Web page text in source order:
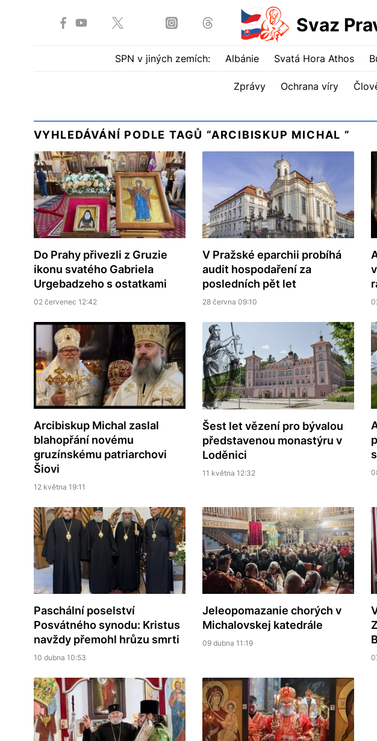
Svaz
SPN v jiných zemích: Albánie Svatá Hora Athos
Zprávy Ochrana víry
VYHLEDÁVÁNÍ PODLE TAGŮ “ARCIBISKUP MICHAL ”
Do Prahy přivezli z Gruzie
ikonu svatého Gabriela
Urgebadzeho s ostatkami
02 červenec 12:42
V Pražské eparchii probíhá
audit hospodaření za
posledních pět let
28 června 09:10
Arcibiskup Michal zaslal
blahopřání novému
gruzínskému patriarchovi
Šiovi
12 května 19:11
Šest let vězení pro bývalou
představenou monastýru v
Loděnici
11 května 12:32
Paschální poselství
Posvátného synodu: Kristus
navždy přemohl hrůzu smrti
10 dubna 10:53
Jeleopomazanie chorých v
Michalovskej katedrále
09 dubna 11:19